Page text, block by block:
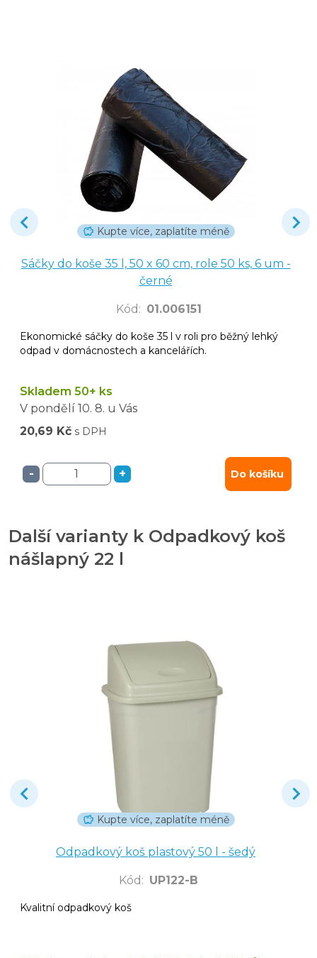
Kupte více, zaplatíte méně
Sáčky do koše 35 l, 50 x 60 cm, role 50 ks, 6 um -
černé
Kód : 01.006151
Ekonomické sáčky do koše 35 l v roli pro běžný lehký
odpad v domácnostech a kancelářích.
Skladem 50+ ks
V pondělí 10. 8. u Vás
20,69 Kč s DPH
- + Do košíku
Další varianty k Odpadkový koš
nášlapný 22 l
Kupte více, zaplatíte méně
Odpadkový koš plastový 50 l - šedý
Kód : UP122-B
Kvalitní odpadkový koš